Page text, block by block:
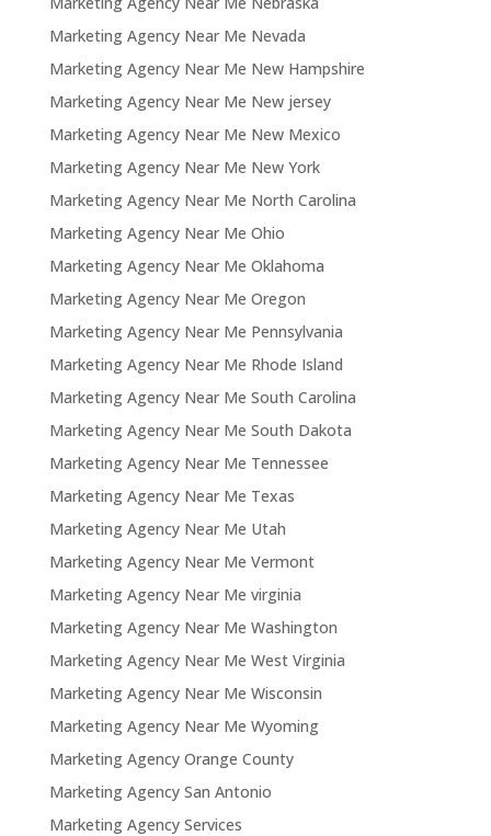
Marketing Agency Near Me Nevada
Marketing Agency Near Me New Hampshire
Marketing Agency Near Me New jersey
Marketing Agency Near Me New Mexico
Marketing Agency Near Me New York
Marketing Agency Near Me North Carolina
Marketing Agency Near Me Ohio
Marketing Agency Near Me Oklahoma
Marketing Agency Near Me Oregon
Marketing Agency Near Me Pennsylvania
Marketing Agency Near Me Rhode Island
Marketing Agency Near Me South Carolina
Marketing Agency Near Me South Dakota
Marketing Agency Near Me Tennessee
Marketing Agency Near Me Texas
Marketing Agency Near Me Utah
Marketing Agency Near Me Vermont
Marketing Agency Near Me virginia
Marketing Agency Near Me Washington
Marketing Agency Near Me West Virginia
Marketing Agency Near Me Wisconsin
Marketing Agency Near Me Wyoming
Marketing Agency Orange County
Marketing Agency San Antonio
Marketing Agency Services